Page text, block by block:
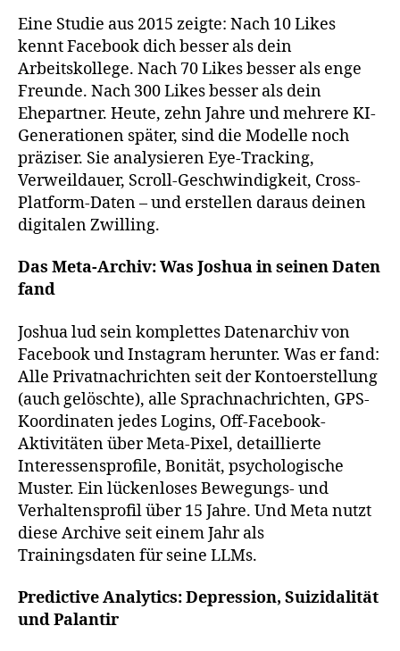
Eine Studie aus 2015 zeigte: Nach 10 Likes
kennt Facebook dich besser als dein
Arbeitskollege. Nach 70 Likes besser als enge
Freunde. Nach 300 Likes besser als dein
Ehepartner. Heute, zehn Jahre und mehrere KI-
Generationen später, sind die Modelle noch
präziser. Sie analysieren Eye-Tracking,
Verweildauer, Scroll-Geschwindigkeit, Cross-
Platform-Daten – und erstellen daraus deinen
digitalen Zwilling.
Das Meta-Archiv: Was Joshua in seinen Daten
fand
Joshua lud sein komplettes Datenarchiv von
Facebook und Instagram herunter. Was er fand:
Alle Privatnachrichten seit der Kontoerstellung
(auch gelöschte), alle Sprachnachrichten, GPS-
Koordinaten jedes Logins, Off-Facebook-
Aktivitäten über Meta-Pixel, detaillierte
Interessensprofile, Bonität, psychologische
Muster. Ein lückenloses Bewegungs- und
Verhaltensprofil über 15 Jahre. Und Meta nutzt
diese Archive seit einem Jahr als
Trainingsdaten für seine LLMs.
Predictive Analytics: Depression, Suizidalität
und Palantir